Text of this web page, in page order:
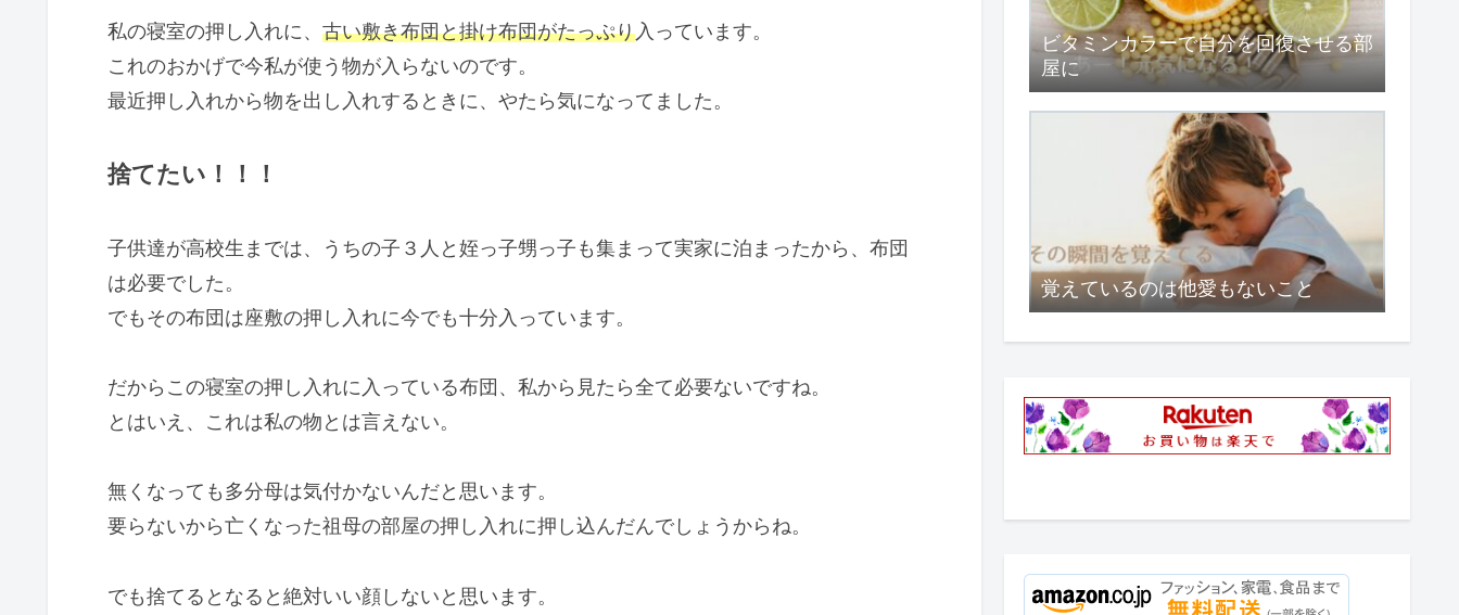
私の寝室の押し入れに、 古い敷き布団と掛け布団がたっぷり入っています。
これのおかげで今私が使う物が入らないのです。
最近押し入れから物を出し入れするときに、やたら気になってました。
捨てたい！！！
子供達が高校生までは、うちの子３人と姪っ子甥っ子も集まって実家に泊まったから、布団
は必要でした。
でもその布団は座敷の押し入れに今でも十分入っています。
だからこの寝室の押し入れに入っている布団、私から見たら全て必要ないですね。
とはいえ、これは私の物とは言えない。
無くなっても多分母は気付かないんだと思います。
要らないから亡くなった祖母の部屋の押し入れに押し込んだんでしょうからね。
でも捨てるとなると絶対いい顔しないと思います。
ビタミンカラーで自分を回復させる部
屋に
覚えているのは他愛もないこと